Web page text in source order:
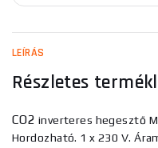
LEÍRÁS
Részletes
CO2 inverteres hegesztő
Hordozható. 1 x 230 V.